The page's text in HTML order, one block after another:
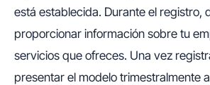
está establecida. Durante el registro,
proporcionar información sobre tu
servicios que ofreces. Una vez
presentar el modelo trimestralmente